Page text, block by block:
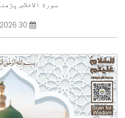
سورة الاخلاص